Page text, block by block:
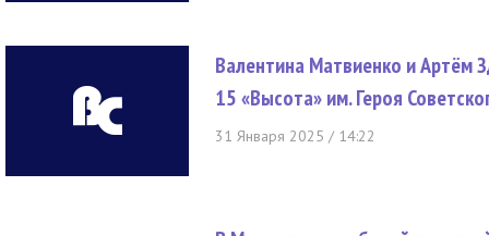
Валентина Матвиенко и Артём
15 «Высота» им. Героя
31 Января 2025 / 14:22